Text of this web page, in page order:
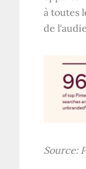
à toutes
de
Source: